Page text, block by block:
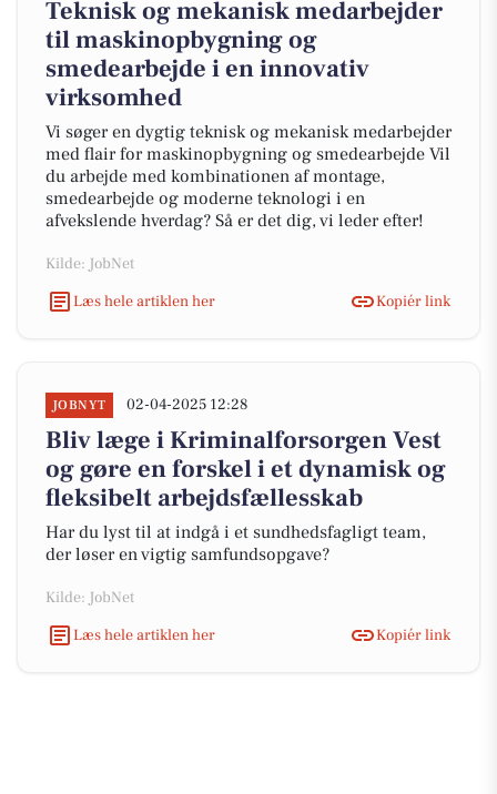
Teknisk og mekanisk medarbejder
til maskinopbygning og
smedearbejde i en innovativ
virksomhed
Vi søger en dygtig teknisk og mekanisk medarbejder
med flair for maskinopbygning og smedearbejde Vil
du arbejde med kombinationen af montage,
smedearbejde og moderne teknologi i en
afvekslende hverdag? Så er det dig, vi leder efter!
Kilde: JobNet
Læs hele artiklen her
Kopiér link
JOBNYT 02-04-2025 12:28
Bliv læge i Kriminalforsorgen Vest
og gøre en forskel i et dynamisk og
fleksibelt arbejdsfællesskab
Har du lyst til at indgå i et sundhedsfagligt team,
der løser en vigtig samfundsopgave?
Kilde: JobNet
Læs hele artiklen her
Kopiér link